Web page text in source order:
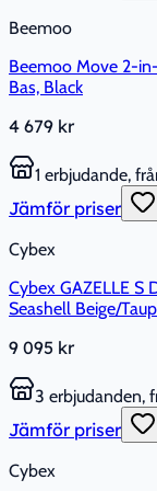
Beemoo
Beemoo Move 2-
Bas, Black
4 679 kr
1 erbjudande,
Jämför priser
Cybex
Cybex GAZELLE S
Seashell Beige/
9 095 kr
3 erbjudanden,
Jämför priser
Cybex